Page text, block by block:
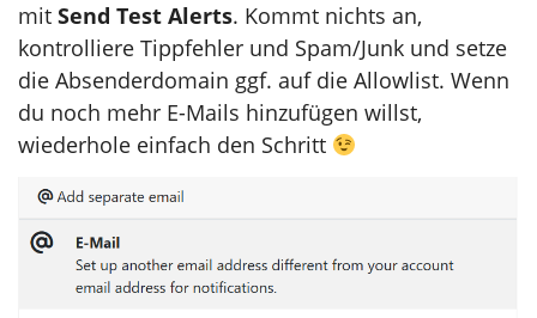
mit Send Test Alerts. Kommt nichts an,
kontrolliere Tippfehler und Spam/Junk und setze
die Absenderdomain ggf. auf die Allowlist. Wenn
du noch mehr E-Mails hinzufügen willst,
wiederhole einfach den Schritt